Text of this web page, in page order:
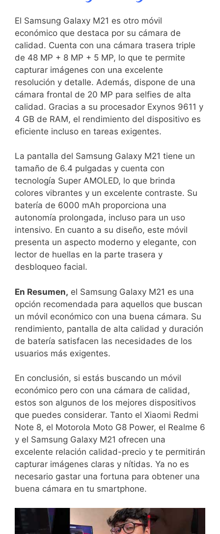
El Samsung Galaxy⁤ M21 es otro móvil
económico que destaca por su cámara de
calidad. Cuenta con​ una cámara⁤ trasera ⁢triple
de 48 MP + 8‌ MP + 5 MP, lo que te permite
capturar imágenes con una excelente
resolución y detalle. Además, dispone de una
cámara frontal de 20 MP‍ para selfies de alta
calidad. Gracias a su‍ procesador Exynos 9611 y⁤
4 ⁤GB ⁤de ⁢RAM, el‌ rendimiento del dispositivo es
eficiente incluso en tareas exigentes.
La ‌pantalla del Samsung Galaxy M21 tiene un
tamaño ⁢de 6.4 pulgadas y cuenta con
tecnología Super AMOLED, lo que‍ brinda
colores vibrantes⁤ y⁣ un excelente contraste. Su
batería de 6000 mAh proporciona una
autonomía prolongada, incluso para un⁣ uso
intensivo. En ‍cuanto⁣ a su ‍diseño, este móvil
presenta un⁣ aspecto moderno y elegante, con
lector de huellas en ⁢la parte ‌trasera y
desbloqueo facial.
En ‌Resumen, el Samsung Galaxy M21 es ⁤una
opción recomendada para aquellos que buscan⁢
un móvil económico con una buena cámara. Su
rendimiento, pantalla de alta calidad y duración
de‌ batería satisfacen las ⁢necesidades de los‌
usuarios‍ más exigentes.
En conclusión, ⁤si estás ⁤buscando un ⁣móvil
⁤económico‍ pero con ⁣una cámara de calidad,
estos ​son​ algunos de los ⁤mejores dispositivos
que puedes considerar. Tanto‍ el Xiaomi Redmi​
Note 8,​ el Motorola Moto G8 Power, el Realme 6
y el ⁣Samsung Galaxy M21 ofrecen una
excelente relación calidad-precio y te​ permitirán
capturar imágenes claras‍ y nítidas. Ya no es‍
necesario gastar una‍ fortuna‌ para obtener una
buena cámara ⁣en tu‍ smartphone.